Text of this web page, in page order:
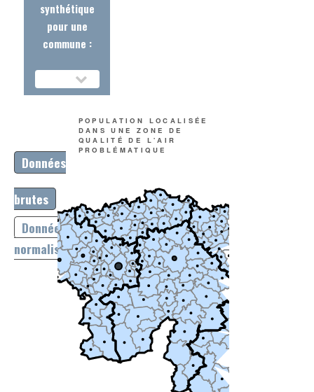
synthétique
pour une
commune :
Données
brutes
Données
normalisées
POPULATION LOCALISÉE
DANS UNE ZONE DE
QUALITÉ DE L'AIR
PROBLÉMATIQUE